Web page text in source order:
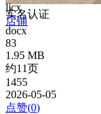
ljcx
实名认证
店铺
docx
83
1.95 MB
约11页
1455
2026-05-05
点赞(0)